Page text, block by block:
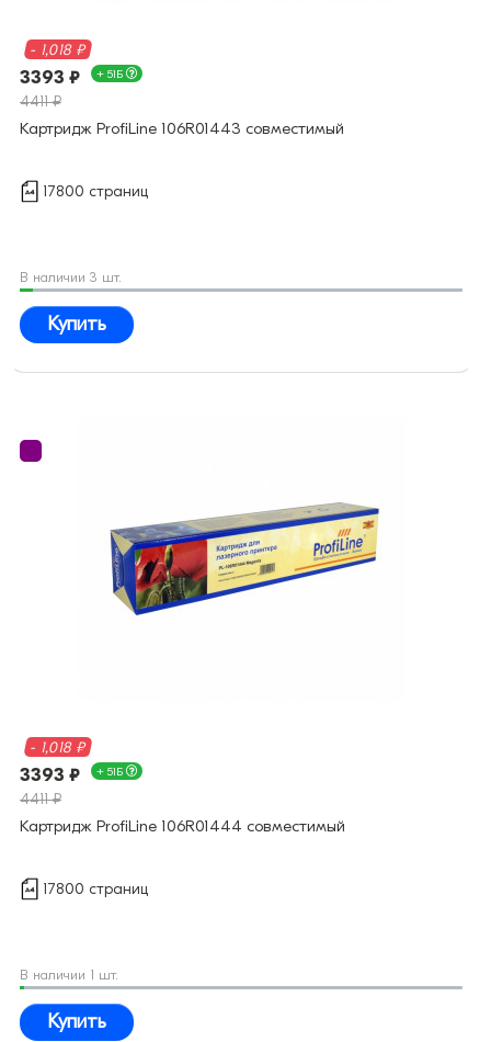
- 1,018 ₽
3393 ₽ + 51Б
4411 ₽
Картридж ProfiLine 106R01443 совместимый
17800 страниц
В наличии 3 шт.
Купить
- 1,018 ₽
3393 ₽ + 51Б
4411 ₽
Картридж ProfiLine 106R01444 совместимый
17800 страниц
В наличии 1 шт.
Купить